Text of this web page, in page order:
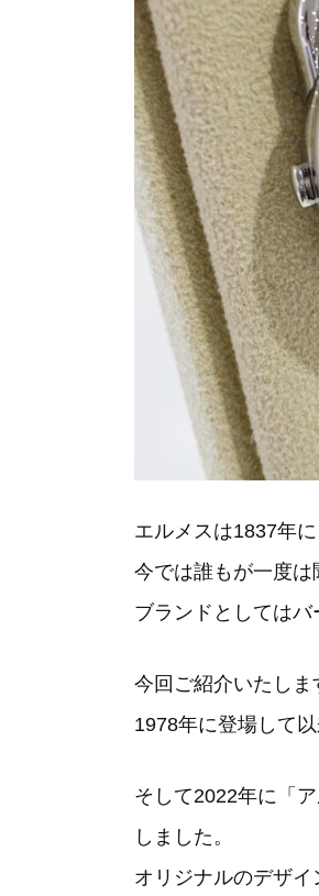
エルメスは1837年
今では誰もが一度は
ブランドとしては
今回ご紹介いたしま
1978年に登場して
そして2022年に「
しました。
オリジナルのデザ